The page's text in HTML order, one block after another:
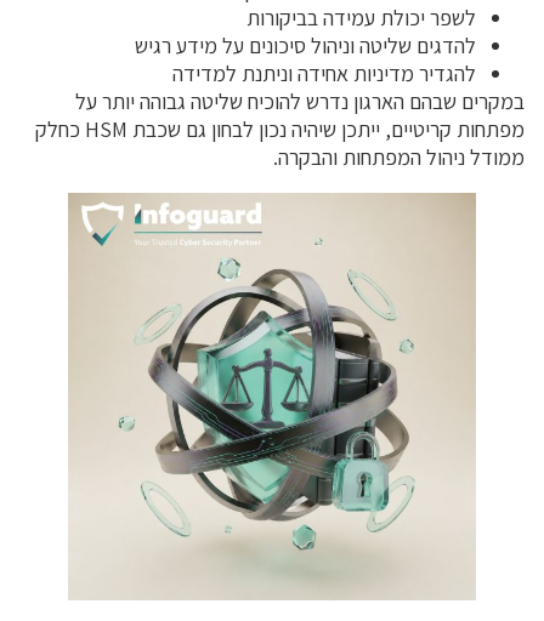
לשפר יכולת עמידה בביקורות
להדגים שליטה וניהול סיכונים על מידע רגיש
להגדיר מדיניות אחידה וניתנת למדידה
במקרים שבהם הארגון נדרש להוכיח שליטה גבוהה יותר על
מפתחות קריטיים, ייתכן שיהיה נכון לבחון גם שכבת HSM כחלק
ממודל ניהול המפתחות והבקרה.